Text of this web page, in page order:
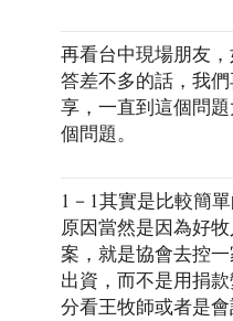
再看台中現場朋友
答差不多的話，我
享，一直到這個問
個問題。
1－1其實是比較簡
原因當然是因為好
案，就是協會去控
出資，而不是用捐
分看王牧師或者是